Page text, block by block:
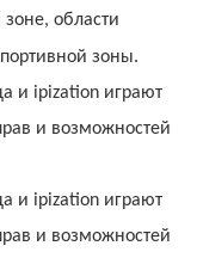
области
зоны.